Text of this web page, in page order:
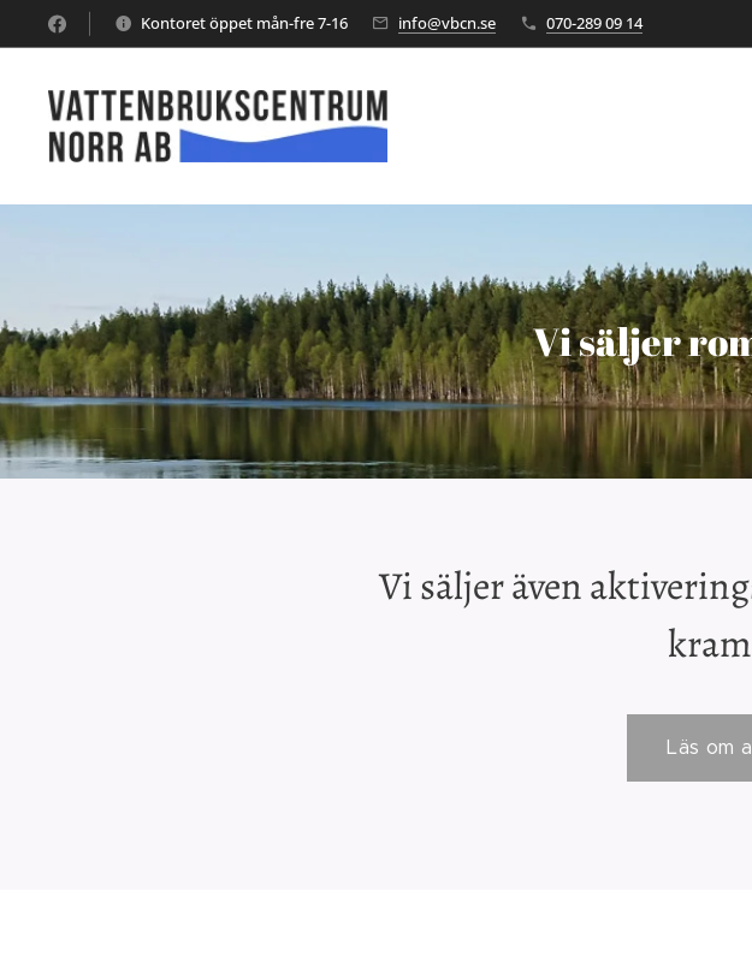
Kontoret öppet mån-fre 7-16 info@vbcn.se 070-289 09 14
Vi säljer
Vi säljer även
Läs om